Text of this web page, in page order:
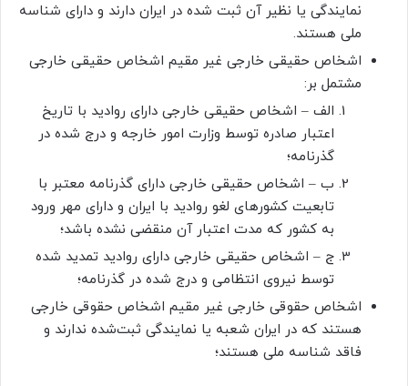
نمایندگی یا نظیر آن ثبت شده در ایران دارند و دارای شناسه
ملی هستند.
اشخاص حقیقی خارجی غیر مقیم اشخاص حقیقی خارجی
مشتمل بر:
الف – اشخاص حقیقی خارجی دارای روادید با تاریخ
اعتبار صادره توسط وزارت امور خارجه و درج شده در
گذرنامه؛
ب – اشخاص حقیقی خارجی دارای گذرنامه معتبر با
تابعیت کشورهای لغو روادید با ایران و دارای مهر ورود
به کشور که مدت اعتبار آن منقضی نشده باشد؛
ج – اشخاص حقیقی خارجی دارای روادید تمدید شده
توسط نیروی انتظامی و درج شده در گذرنامه؛
اشخاص حقوقی خارجی غیر مقیم اشخاص حقوقی خارجی
هستند که در ایران شعبه یا نمایندگی ثبت‌شده ندارند و
فاقد شناسه ملی هستند؛